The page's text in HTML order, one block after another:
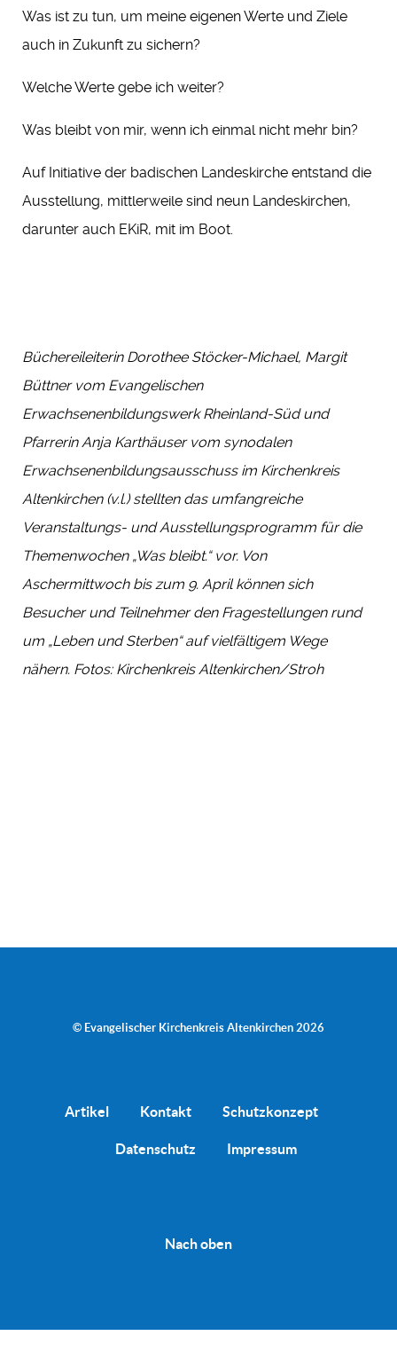
Was ist zu tun, um meine eigenen Werte und Ziele
auch in Zukunft zu sichern?
Welche Werte gebe ich weiter?
Was bleibt von mir, wenn ich einmal nicht mehr bin?
Auf Initiative der badischen Landeskirche entstand die
Ausstellung, mittlerweile sind neun Landeskirchen,
darunter auch EKiR, mit im Boot.
Büchereileiterin Dorothee Stöcker-Michael, Margit
Büttner vom Evangelischen
Erwachsenenbildungswerk Rheinland-Süd und
Pfarrerin Anja Karthäuser vom synodalen
Erwachsenenbildungsausschuss im Kirchenkreis
Altenkirchen (v.l.) stellten das umfangreiche
Veranstaltungs- und Ausstellungsprogramm für die
Themenwochen „Was bleibt.“ vor. Von
Aschermittwoch bis zum 9. April können sich
Besucher und Teilnehmer den Fragestellungen rund
um „Leben und Sterben“ auf vielfältigem Wege
nähern. Fotos: Kirchenkreis Altenkirchen/Stroh
© Evangelischer Kirchenkreis Altenkirchen 2026
Artikel Kontakt Schutzkonzept
Datenschutz Impressum
Nach oben